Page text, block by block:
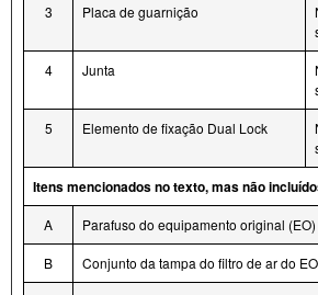
3 Placa de guarnição
4 Junta
5 Elemento de fixação Dual Lock
Itens mencionados no texto, mas não
A Parafuso do equipamento original (EO)
B Conjunto da tampa do filtro de ar do EO